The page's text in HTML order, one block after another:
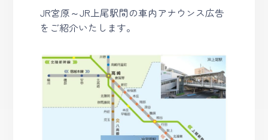
JR宮原～JR上尾駅間の車内アナウンス広告
をご紹介いたします。